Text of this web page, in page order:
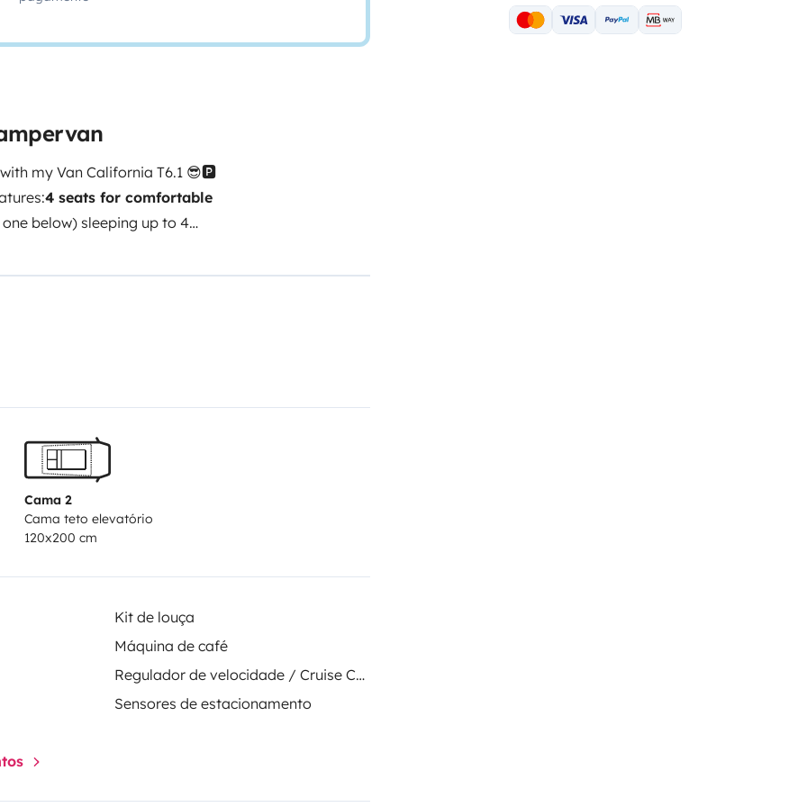
my Van California T6.1 😎🅿️
4 seats for comfortable
below) sleeping up to 4
ShowerStationary
Cama 2
Cama teto elevatório
120x200 cm
Kit de louça
Máquina de café
Regulador de velocidade / Cruise Control
Sensores de estacionamento